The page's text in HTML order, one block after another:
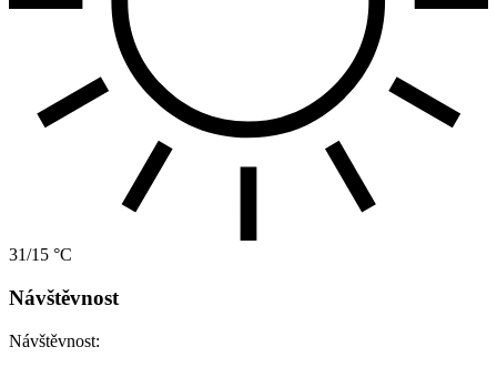
31/15 °C
Návštěvnost
Návštěvnost: